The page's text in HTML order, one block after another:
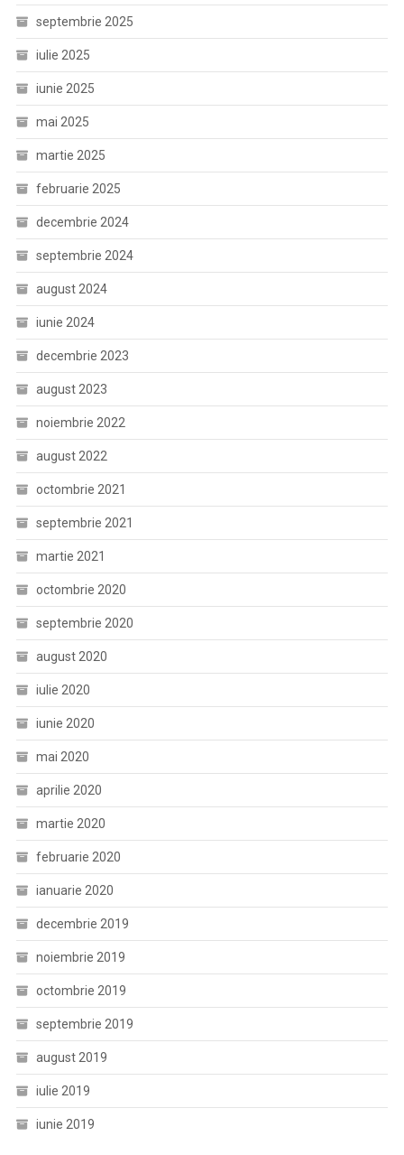
septembrie 2025
iulie 2025
iunie 2025
mai 2025
martie 2025
februarie 2025
decembrie 2024
septembrie 2024
august 2024
iunie 2024
decembrie 2023
august 2023
noiembrie 2022
august 2022
octombrie 2021
septembrie 2021
martie 2021
octombrie 2020
septembrie 2020
august 2020
iulie 2020
iunie 2020
mai 2020
aprilie 2020
martie 2020
februarie 2020
ianuarie 2020
decembrie 2019
noiembrie 2019
octombrie 2019
septembrie 2019
august 2019
iulie 2019
iunie 2019